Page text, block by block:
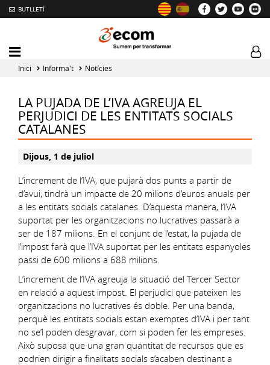
BUTLLETÍ
Mobile
menu
toggler
Inici Informa't Notícies
LA PUJADA DE L’IVA AGREUJA EL
PERJUDICI DE LES ENTITATS SOCIALS
CATALANES
Dijous, 1 de juliol
L’increment de l’IVA, que pujarà dos punts a partir de
d’avui, tindrà un impacte de 20 milions d’euros anuals per
a les entitats socials catalanes. D’aquesta manera, l’IVA
suportat per les organitzacions no lucratives passarà a
ser de 187 milions. En el conjunt de l’estat, la pujada de
l’impost farà que l’IVA suportat per les entitats espanyoles
passi de 600 milions a 688 milions.
L’increment de l’IVA agreuja la situació del Tercer Sector
en relació a aquest impost. El perjudici que pateixen les
organitzacions no lucratives és doble. Per una banda,
perquè les entitats socials estan exemptes d’IVA i per tant
no se’l poden desgravar, com si poden fer les empreses.
Això suposa que una gran quantitat de recursos que es
podrien dirigir a finalitats socials s’acaben destinant a